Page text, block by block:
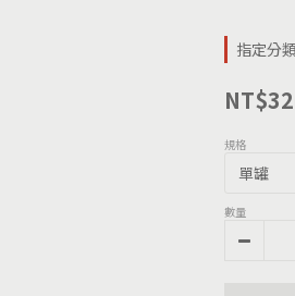
指定分
規格
數量